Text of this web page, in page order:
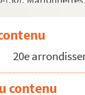
(32). Le malade
(33). Le manteau
(34). Martin
20e
contenu